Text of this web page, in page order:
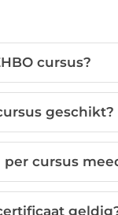
cursus?
geschikt?
cursus